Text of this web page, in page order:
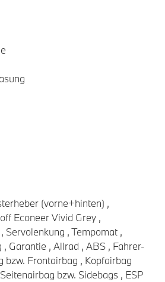
(vorne+hinten) ,
Econeer Vivid Grey ,
Servolenkung , Tempomat ,
Garantie , Allrad , ABS , Fahrer-
bzw. Frontairbag , Kopfairbag
bzw. Sidebags , ESP